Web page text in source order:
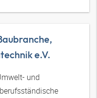
e.V.
und